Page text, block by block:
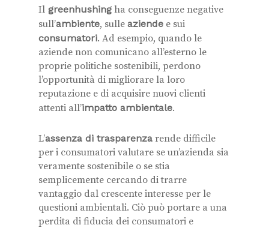
Il greenhushing ha conseguenze negative
sull’ambiente, sulle aziende e sui
consumatori. Ad esempio, quando le
aziende non comunicano all’esterno le
proprie politiche sostenibili, perdono
l’opportunità di migliorare la loro
reputazione e di acquisire nuovi clienti
attenti all’impatto ambientale.
L’assenza di trasparenza rende difficile
per i consumatori valutare se un’azienda sia
veramente sostenibile o se stia
semplicemente cercando di trarre
vantaggio dal crescente interesse per le
questioni ambientali. Ciò può portare a una
perdita di fiducia dei consumatori e